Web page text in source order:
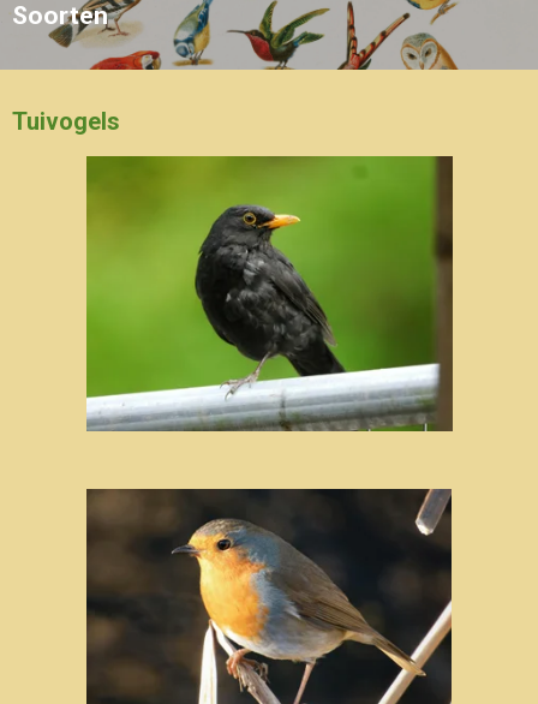
Soorten
Tuivogels